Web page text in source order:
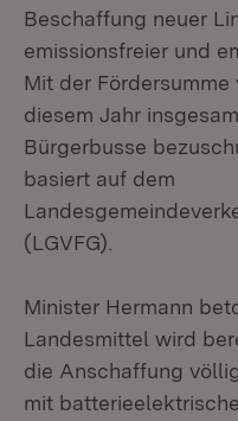
Beschaffung neuer
emissionsfreier und
Mit der
diesem Jahr
Bürgerbusse
basiert auf dem
(LGVFG).
Minister Hermann
Landesmittel wird
die Anschaffung
mit